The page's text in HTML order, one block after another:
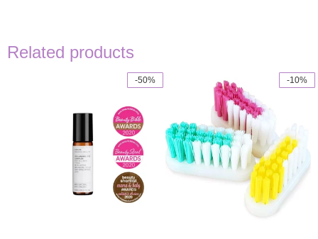
Related products
-50% -10%
multiple
variants.
The
options
may